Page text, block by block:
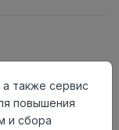
также сервис
повышения
и сбора